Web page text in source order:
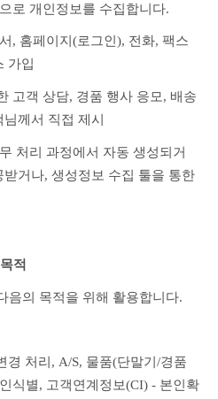
로 개인정보를 수집합니다.
, 홈페이지(로그인), 전화, 팩스
가입
고객 상담, 경품 행사 응모, 배송
께서 직접 제시
처리 과정에서 자동 생성되거
거나, 생성정보 수집 툴을 통한
적
음의 목적을 위해 활용합니다.
처리, A/S, 물품(단말기/경품
식별, 고객연계정보(CI) - 본인확